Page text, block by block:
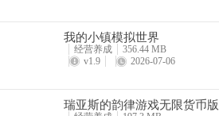
我的小镇模拟世界
经营养成
356.44 MB
v1.9
2026-07-06
瑞亚斯的韵律游戏无限货币版